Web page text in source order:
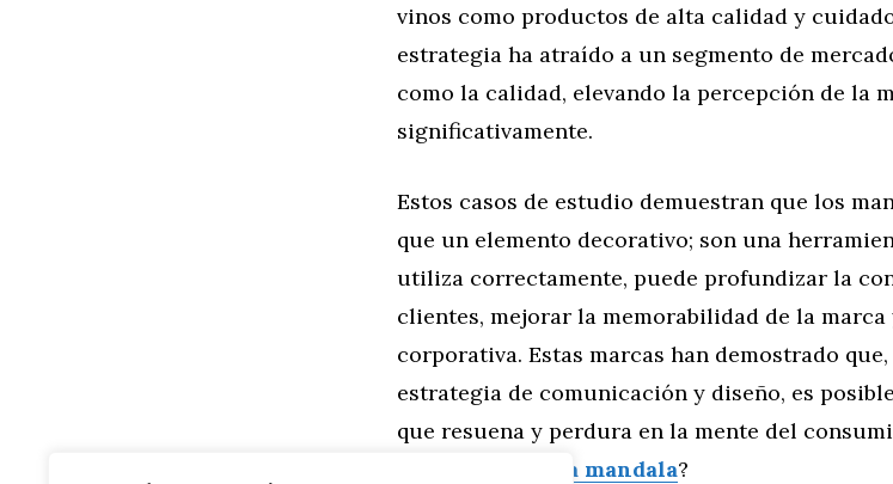
vinos como productos de alta calidad y
estrategia ha atraído a un segmento de
como la calidad, elevando la percepción de la
significativamente.
Estos casos de estudio demuestran que los
que un elemento decorativo; son una
utiliza correctamente, puede profundizar la
clientes, mejorar la memorabilidad de la
corporativa. Estas marcas han demostrado
estrategia de comunicación y diseño, es
que resuena y perdura en la mente del
mandala mandala?